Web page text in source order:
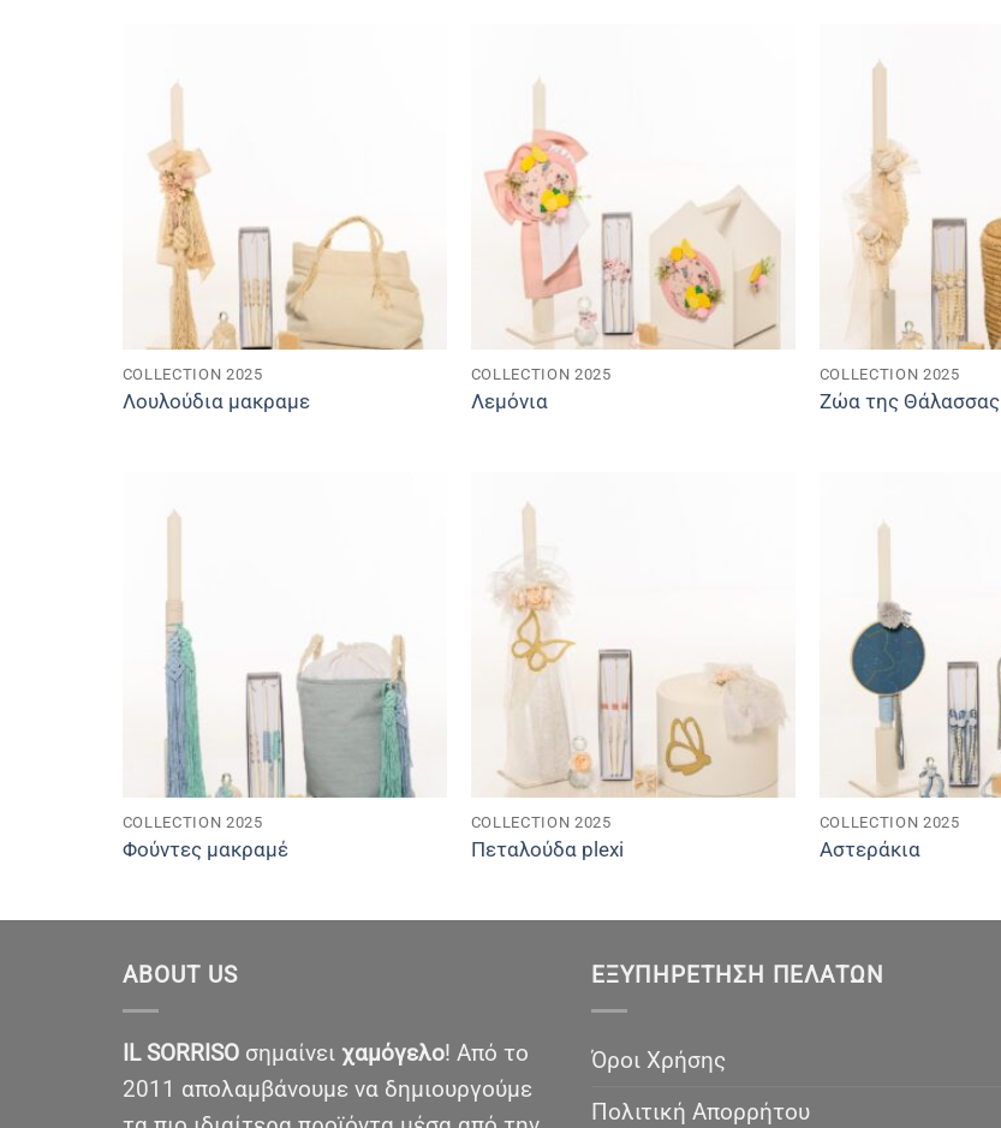
COLLECTION 2025
Λουλούδια μακραμε
COLLECTION 2025
Λεμόνια
COLLECTION 2025
Ζώα της Θάλασσας
COLLECTION 2025
Φούντες μακραμέ
COLLECTION 2025
Πεταλούδα plexi
COLLECTION 2025
Αστεράκια
ABOUT US
IL SORRISO σημαίνει χαμόγελο! Από το
2011 απολαμβάνουμε να δημιουργούμε
ΕΞΥΠΗΡΈΤΗΣΗ ΠΕΛΑΤΏΝ
Όροι Χρήσης
Πολιτική Απορρήτου